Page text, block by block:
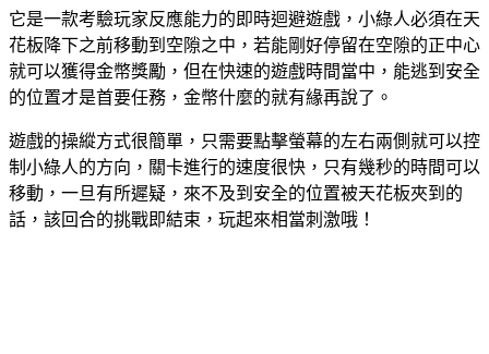
它是一款考驗玩家反應能力的即時迴避遊戲，小綠人必須在天
花板降下之前移動到空隙之中，若能剛好停留在空隙的正中心
就可以獲得金幣獎勵，但在快速的遊戲時間當中，能逃到安全
的位置才是首要任務，金幣什麼的就有緣再說了。
遊戲的操縱方式很簡單，只需要點擊螢幕的左右兩側就可以控
制小綠人的方向，關卡進行的速度很快，只有幾秒的時間可以
移動，一旦有所遲疑，來不及到安全的位置被天花板夾到的
話，該回合的挑戰即結束，玩起來相當刺激哦！